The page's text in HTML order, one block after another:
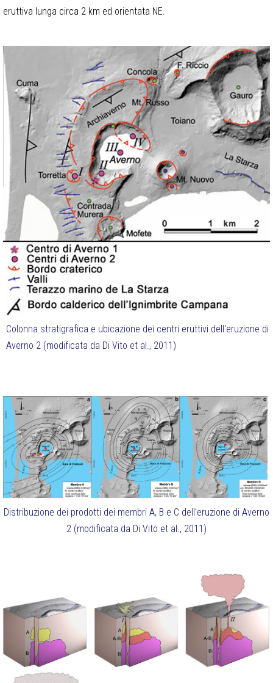
eruttiva lunga circa 2 km ed orientata NE.
Colonna stratigrafica e ubicazione dei centri eruttivi dell'eruzione di
Averno 2 (modificata da Di Vito et al., 2011)
Distribuzione dei prodotti dei membri A, B e C dell'eruzione di Averno
2 (modificata da Di Vito et al., 2011)